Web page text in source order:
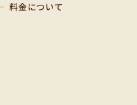
料金について